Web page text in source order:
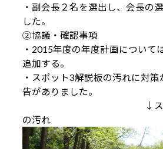
・副会長２名を選出し、会長の
した。
②協議・確認事項
・2015年度の年度計画について
追加する。
・スポット3解説板の汚れに対
告がありました。
↓スポット３
の汚れ